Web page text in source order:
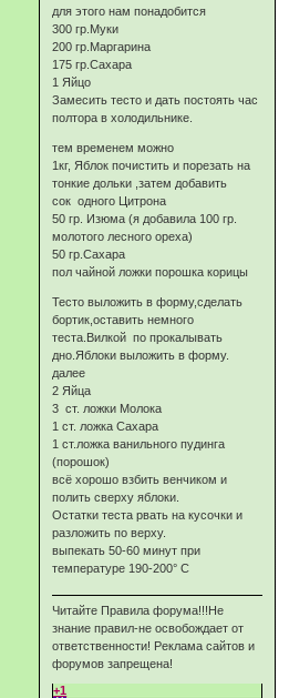
для этого нам понадобится
300 гр.Муки
200 гр.Маргарина
175 гр.Сахара
1 Яйцо
Замесить тесто и дать постоять час
полтора в холодильнике.
тем временем можно
1кг, Яблок почистить и порезать на
тонкие дольки ,затем добавить
сок одного Цитрона
50 гр. Изюма (я добавила 100 гр.
молотого лесного ореха)
50 гр.Сахара
пол чайной ложки порошка корицы
Тесто выложить в форму,сделать
бортик,оставить немного
теста.Вилкой по прокалывать
дно.Яблоки выложить в форму.
далее
2 Яйца
3 ст. ложки Молока
1 ст. ложка Сахара
1 ст.ложка ванильного пудинга
(порошок)
всё хорошо взбить венчиком и
полить сверху яблоки.
Остатки теста рвать на кусочки и
разложить по верху.
выпекать 50-60 минут при
температуре 190-200° C
Читайте Правила форума!!!Не
знание правил-не освобождает от
ответственности! Реклама сайтов и
форумов запрещена!
+1